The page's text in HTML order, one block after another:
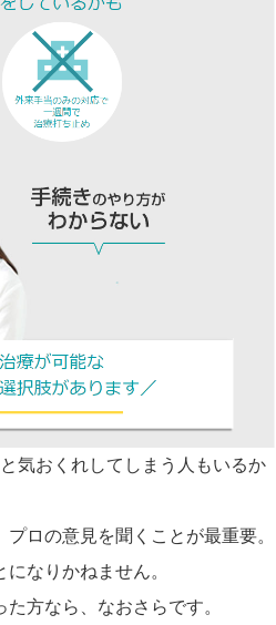
気おくれしてしまう人もいるか
ロの意見を聞くことが最重要。
なりかねません。
方なら、なおさらです。